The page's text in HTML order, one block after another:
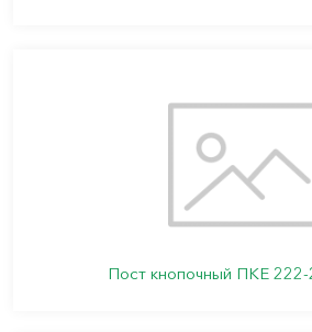
Пост кнопочный ПКЕ